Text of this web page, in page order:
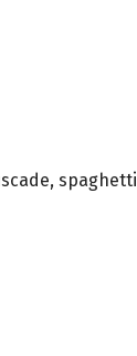
spaghetti